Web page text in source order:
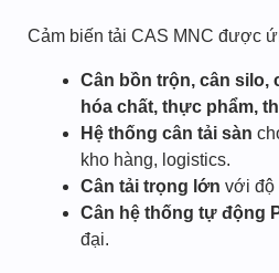
Cảm biến tải CAS MNC được
Cân bồn trộn, cân silo,
hóa chất, thực phẩm,
Hệ thống cân tải sàn
kho hàng, logistics.
Cân tải trọng lớn với độ
Cân hệ thống tự động
đại.